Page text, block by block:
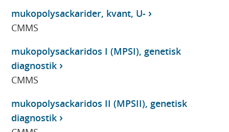
mukopolysackarider, kvant, U-
CMMS
mukopolysackaridos I (MPSI), genetisk
diagnostik
CMMS
mukopolysackaridos II (MPSII), genetisk
diagnostik